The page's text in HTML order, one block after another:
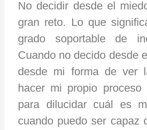
No decidir desde el
gran reto. Lo que
grado soportable de
Cuando no decido desde
desde mi forma de ver
hacer mi propio proceso
para dilucidar cuál es
cuando puedo ser capaz